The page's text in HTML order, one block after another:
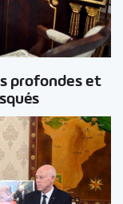
profondes et